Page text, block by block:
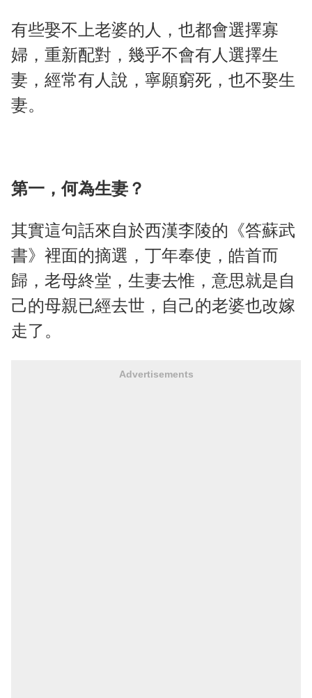
有些娶不上老婆的人，也都會選擇寡
婦，重新配對，幾乎不會有人選擇生
妻，經常有人說，寧願窮死，也不娶生
妻。
第一，何為生妻？
其實這句話來自於西漢李陵的《答蘇武
書》裡面的摘選，丁年奉使，皓首而
歸，老母終堂，生妻去惟，意思就是自
己的母親已經去世，自己的老婆也改嫁
走了。
Advertisements